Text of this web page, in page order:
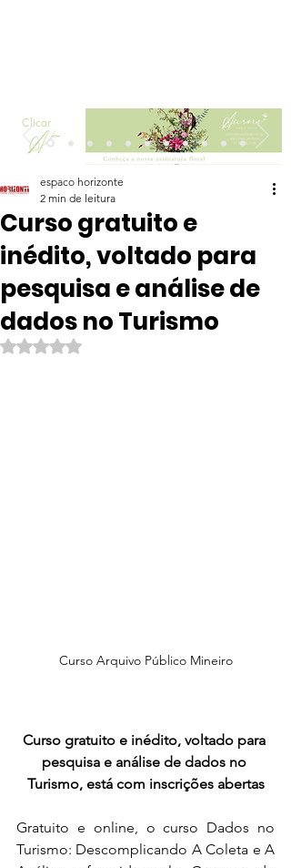
Clicar
Curso gratuito e
inédito, voltado para
pesquisa e análise de
dados no Turismo
espaco horizonte
2 min de leitura
Avaliado com NaN de 5 estrelas.
Curso Arquivo Público Mineiro
Curso gratuito e inédito, voltado para
pesquisa e análise de dados no
Turismo, está com inscrições abertas
Gratuito e online, o curso Dados no
Turismo: Descomplicando A Coleta e A